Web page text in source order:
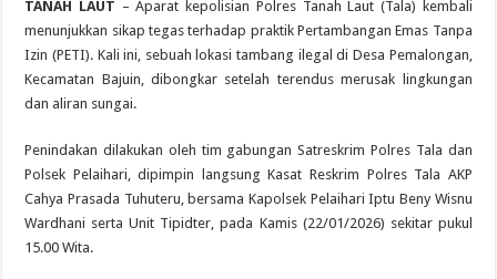
TANAH LAUT – Aparat kepolisian Polres Tanah Laut (Tala) kembali
menunjukkan sikap tegas terhadap praktik Pertambangan Emas Tanpa
Izin (PETI). Kali ini, sebuah lokasi tambang ilegal di Desa Pemalongan,
Kecamatan Bajuin, dibongkar setelah terendus merusak lingkungan
dan aliran sungai.
Penindakan dilakukan oleh tim gabungan Satreskrim Polres Tala dan
Polsek Pelaihari, dipimpin langsung Kasat Reskrim Polres Tala AKP
Cahya Prasada Tuhuteru, bersama Kapolsek Pelaihari Iptu Beny Wisnu
Wardhani serta Unit Tipidter, pada Kamis (22/01/2026) sekitar pukul
15.00 Wita.